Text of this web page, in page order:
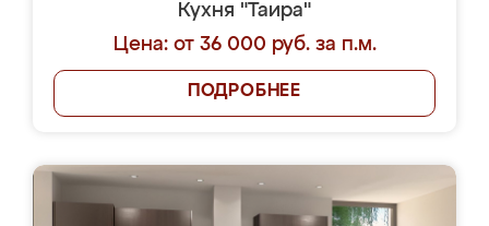
Кухня "Таира"
Цена: от 36 000 руб. за п.м.
ПОДРОБНЕЕ